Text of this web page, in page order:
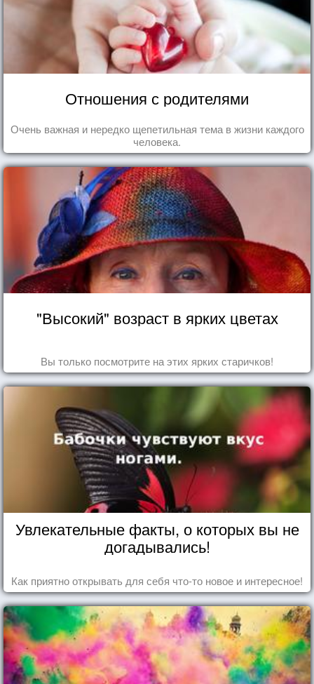
Отношения с родителями
Очень важная и нередко щепетильная тема в жизни каждого
человека.
"Высокий" возраст в ярких цветах
Вы только посмотрите на этих ярких старичков!
Увлекательные факты, о которых вы не
догадывались!
Как приятно открывать для себя что-то новое и интересное!